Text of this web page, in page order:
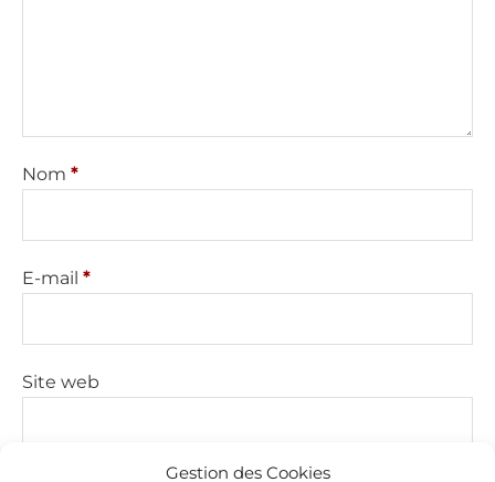
Gestion des Cookies
Nom *
E-mail *
Site web